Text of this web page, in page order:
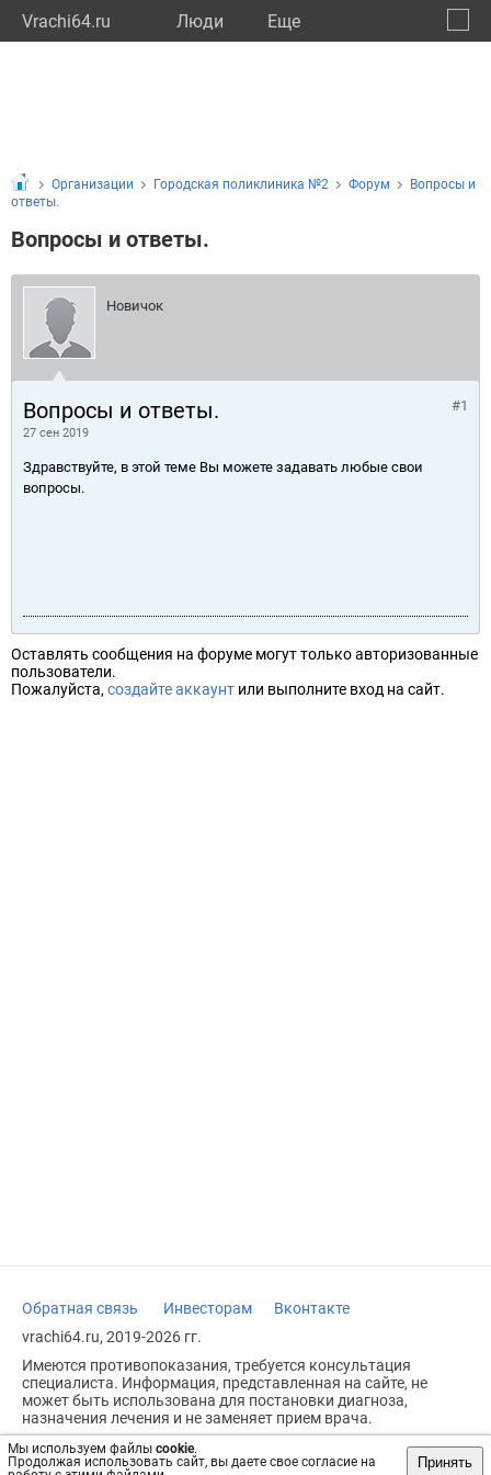
Vrachi64.ru Люди Eще
Мы используем файлы cookie.
Продолжая использовать сайт, вы даете свое согласие на
Принять
Организации Городская поликлиника №2 Форум
Вопросы и
ответы.
Вопросы и ответы.
Новичок
Вопросы и ответы.
27 сен 2019
#1
Здравствуйте, в этой теме Вы можете задавать любые свои
вопросы.
Оставлять сообщения на форуме могут только авторизованные
пользователи.
Пожалуйста, создайте аккаунт или выполните вход на сайт.
Обратная связь Инвесторам
Вконтакте
vrachi64.ru, 2019-2026 гг.
Имеются противопоказания, требуется консультация
специалиста. Информация, представленная на сайте, не
может быть использована для постановки диагноза,
назначения лечения и не заменяет прием врача.
Возрастное ограничение: 18+